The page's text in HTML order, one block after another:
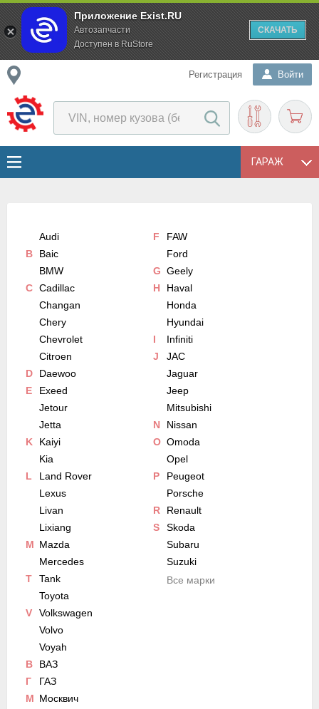
Приложение Exist.RU
Автозапчасти
Доступен в RuStore
СКАЧАТЬ
Регистрация Войти
ГАРАЖ
Audi
B
Baic
BMW
C Cadillac
Changan
Chery
Chevrolet
Citroen
D
Daewoo
E
Exeed
F
FAW
Ford
G Geely
H
Haval
Honda
Hyundai
I
Infiniti
J
JAC
Jaguar
Jeep
Jetour
Jetta
K
Kaiyi
Kia
L
Land Rover
Lexus
Livan
Lixiang
M Mazda
Mercedes
Mitsubishi
N
Nissan
O Omoda
Opel
P
Peugeot
Porsche
R
Renault
S
Skoda
Subaru
Suzuki
T
Tank
Toyota
V
Volkswagen
Volvo
Voyah
В
ВАЗ
Г
ГАЗ
М Москвич
Все марки